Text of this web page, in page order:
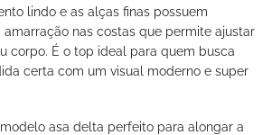
lindo e as alças finas possuem
nas costas que permite ajustar
corpo. É o top ideal para quem busca
certa com um visual moderno e super
asa delta perfeito para alongar a